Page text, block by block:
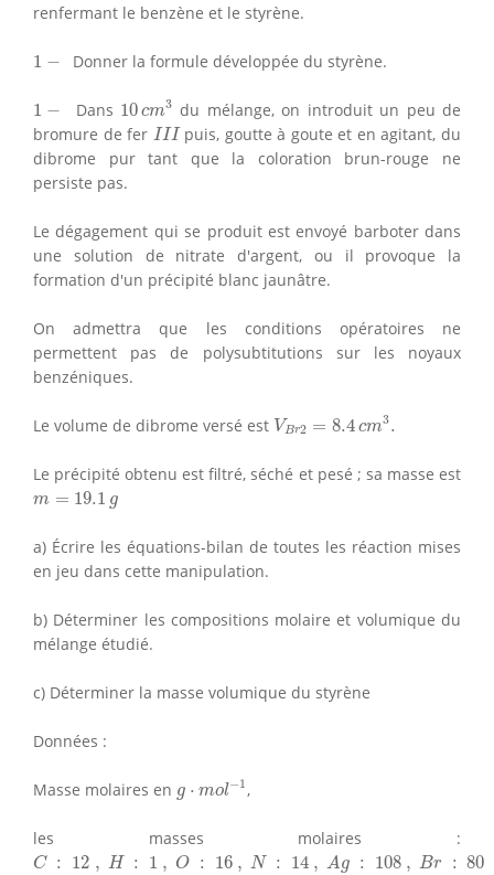
renfermant le benzène et le styrène.
1 −
1 Donner la formule développée du styrène.
1 −
1 Dans 10cm3
10 m3 du mélange, on introduit un peu de
bromure de fer III
III puis, goutte à goute et en agitant, du
dibrome pur tant que la coloration brun-rouge ne
persiste pas.
Le dégagement qui se produit est envoyé barboter dans
une solution de nitrate d'argent, ou il provoque la
formation d'un précipité blanc jaunâtre.
On admettra que les conditions opératoires ne
permettent pas de polysubtitutions sur les noyaux
benzéniques.
Le volume de dibrome versé est VBr2 = 8.4cm3.
VB 8.4 3
Le précipité obtenu est filtré, séché et pesé ; sa masse est
m = 19.1 g
m = 19.1g
a) Écrire les équations-bilan de toutes les réaction mises
en jeu dans cette manipulation.
b) Déterminer les compositions molaire et volumique du
mélange étudié.
c) Déterminer la masse volumique du styrène
Données :
Masse molaires en g ⋅ mol−1
−1 ,
les masses molaires :
C : 12 , H : 1 , O : 16 , N : 14 , Ag : 108 , Br : 80
C 12, :1 O 16 N : 14 A g 108 Br : 80